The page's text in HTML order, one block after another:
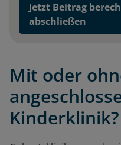
Jetzt Beitrag
abschließen
Mit oder
Kinderklinik?